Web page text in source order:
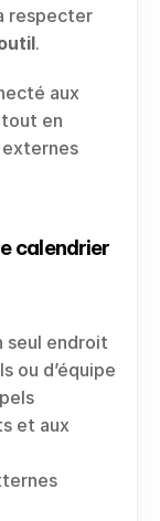
respecter
.
en
externes
calendrier
seul endroit
ou d’équipe
et aux